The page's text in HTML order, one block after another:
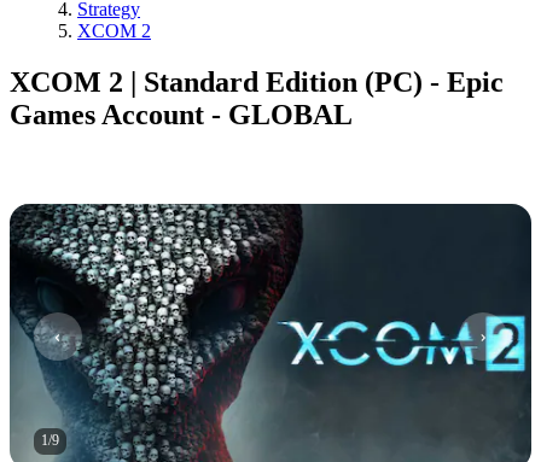
Strategy
XCOM 2
XCOM 2 | Standard Edition (PC) - Epic
Games Account - GLOBAL
1/9